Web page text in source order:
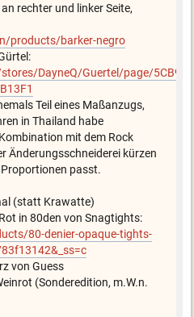
rechter und linker Seite,
products/barker-negro
DayneQ/Guertel/page/
Teil eines Maßanzugs,
in Thailand habe
mit dem Rock
Änderungsschneiderei kürzen
Proportionen passt.
(statt Krawatte)
in 80den von Snagtights:
80-denier-opaque-tights-
von Guess
(Sonderedition, m.W.n.